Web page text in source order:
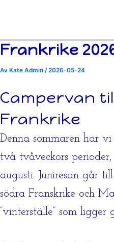
Frankrike
Av Kate Admin /2026-05-24
Campervan
Frankrike
Denna sommaren har
två tvåveckors
augusti. Juniresan går
södra Franskrike och
”vinterställe” som